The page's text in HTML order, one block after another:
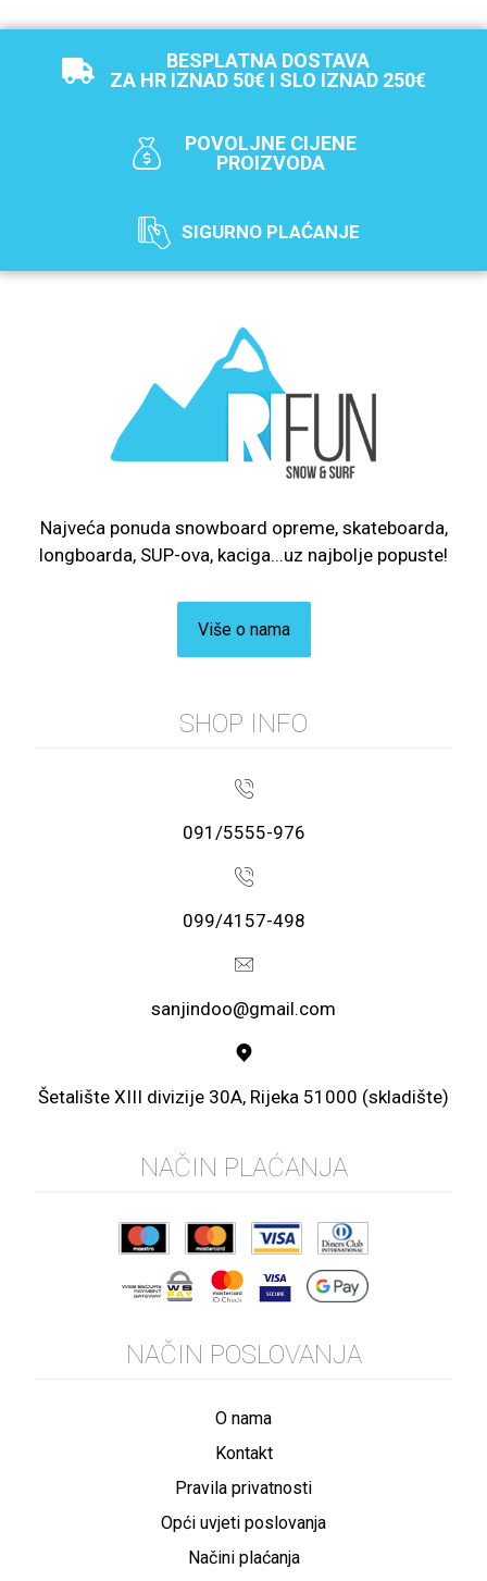
BESPLATNA DOSTAVA
ZA HR IZNAD 50€ I SLO IZNAD 250€
POVOLJNE CIJENE
PROIZVODA
SIGURNO PLAĆANJE
Najveća ponuda snowboard opreme, skateboarda,
longboarda, SUP-ova, kaciga...uz najbolje popuste!
Više o nama
SHOP INFO
091/5555-976
099/4157-498
sanjindoo@gmail.com
Šetalište XIII divizije 30A, Rijeka 51000 (skladište)
NAČIN PLAĆANJA
NAČIN POSLOVANJA
O nama
Kontakt
Pravila privatnosti
Opći uvjeti poslovanja
Načini plaćanja